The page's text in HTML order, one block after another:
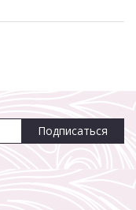
Подписаться